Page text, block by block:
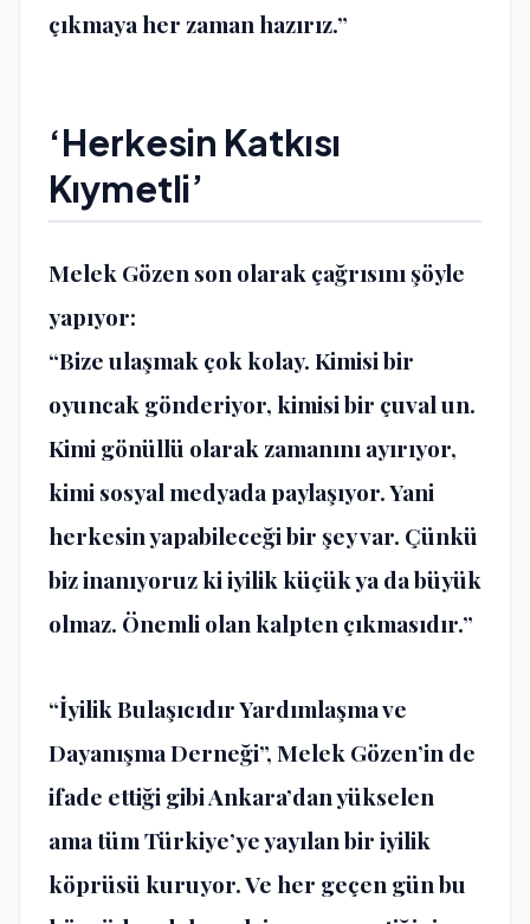
çıkmaya her zaman hazırız.”
‘Herkesin Katkısı
Kıymetli’
Melek Gözen son olarak çağrısını şöyle
yapıyor:
“Bize ulaşmak çok kolay. Kimisi bir
oyuncak gönderiyor, kimisi bir çuval un.
Kimi gönüllü olarak zamanını ayırıyor,
kimi sosyal medyada paylaşıyor. Yani
herkesin yapabileceği bir şey var. Çünkü
biz inanıyoruz ki iyilik küçük ya da büyük
olmaz. Önemli olan kalpten çıkmasıdır.”
“İyilik Bulaşıcıdır Yardımlaşma ve
Dayanışma Derneği”, Melek Gözen’in de
ifade ettiği gibi Ankara’dan yükselen
ama tüm Türkiye’ye yayılan bir iyilik
köprüsü kuruyor. Ve her geçen gün bu